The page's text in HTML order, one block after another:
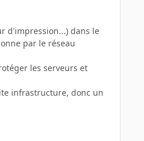
d'impression...) dans le
par le réseau
les serveurs et
infrastructure, donc un